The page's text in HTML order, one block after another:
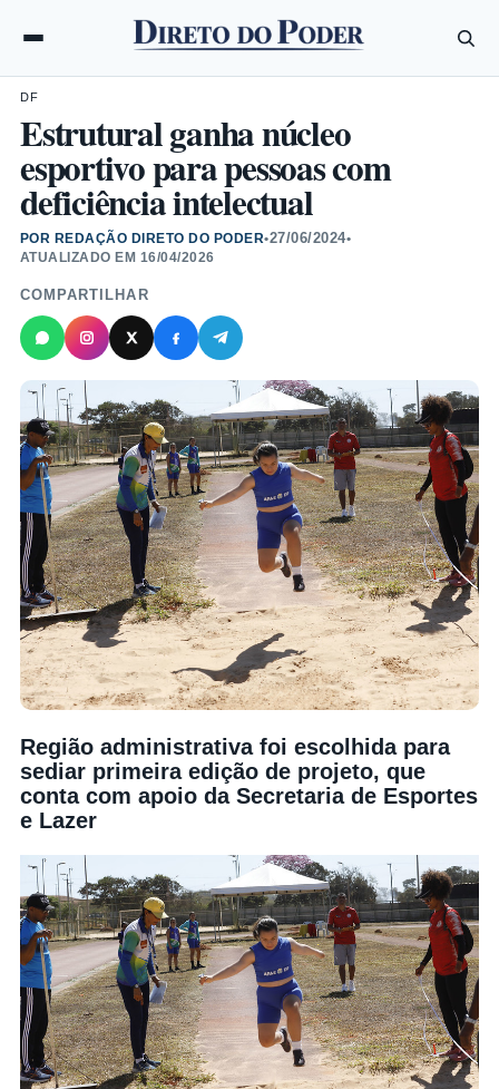
DF
Estrutural ganha núcleo
esportivo para pessoas com
deficiência intelectual
POR REDAÇÃO DIRETO DO PODER•27/06/2024•
ATUALIZADO EM 16/04/2026
COMPARTILHAR
Região administrativa foi escolhida para
sediar primeira edição de projeto, que
conta com apoio da Secretaria de Esportes
e Lazer